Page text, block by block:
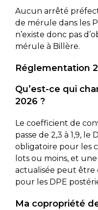
Aucun arrêté
de mérule dans les
n’existe donc pas
mérule à Billère.
Réglementation
Qu’est-ce qui
2026 ?
Le coefficient de
passe de 2,3 à 1,9,
obligatoire pour les
lots ou moins, et
actualisée peut
pour les DPE
Ma copropriété